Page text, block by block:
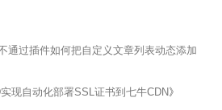
通过插件如何把自定义文章列表动态添加
现自动化部署SSL证书到七牛CDN》